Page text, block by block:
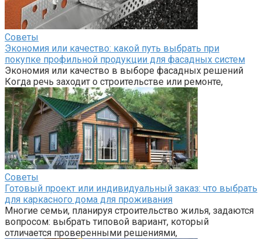
Советы
Экономия или качество: какой путь выбрать при
покупке профильной продукции для фасадных систем
Экономия или качество в выборе фасадных решений
Когда речь заходит о строительстве или ремонте,
Советы
Готовый проект или индивидуальный заказ: что выбрать
для каркасного дома для проживания
Многие семьи, планируя строительство жилья, задаются
вопросом: выбрать типовой вариант, который
отличается проверенными решениями,